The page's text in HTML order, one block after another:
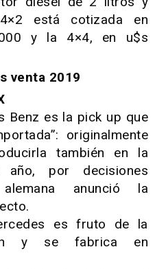
está cotizada en
y la 4×4, en u$s
Benz es la pick up que
originalmente
también en la
año, por decisiones
anunció la
es fruto de la
y se fabrica en